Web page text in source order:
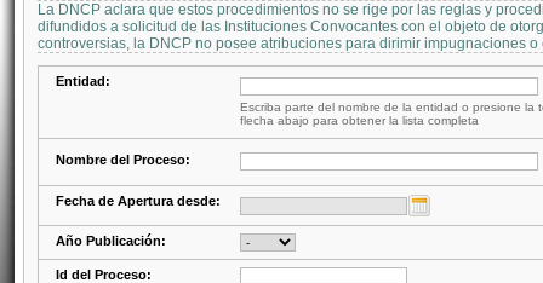
La DNCP aclara que estos procedimientos no se rige por las reglas y
difundidos a solicitud de las Instituciones Convocantes con el objeto de
controversias, la DNCP no posee atribuciones para dirimir impugnaciones
Entidad:
Escriba parte del nombre de la entidad o presione la
flecha abajo para obtener la lista completa
Nombre del Proceso:
Fecha de Apertura desde:
Año Publicación:
Id del Proceso: